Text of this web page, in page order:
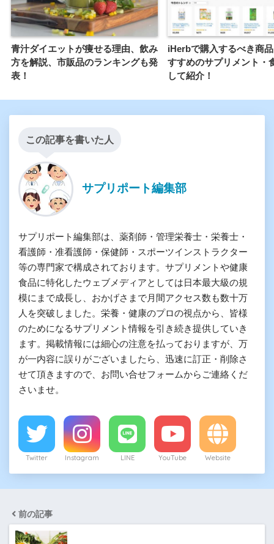
青汁ダイエットが痩せる理由、飲み
方を解説、市販品のランキングも発
表！
iHerbで購入するべき商
すすめのサプリメント・
して紹介！
この記事を書いた人
サプリポート編集部
サプリポート編集部は、薬剤師・管理栄養士・栄養士・
看護師・准看護師・保健師・スポーツインストラクター
等の専門家で構成されております。サプリメントや健康
食品に特化したウェブメディアとしては日本最大級の規
模にまで成長し、おかげさまで月間アクセス数も数十万
人を突破しました。栄養・健康のプロの視点から、皆様
のためになるサプリメント情報を引き続き提供していき
ます。掲載情報には細心の注意を払っておりますが、万
が一内容に誤りがございましたら、迅速に訂正・削除さ
せて頂きますので、お問い合せフォームからご連絡くだ
さいませ。
Twitter Instagram LINE YouTube Website
前の記事